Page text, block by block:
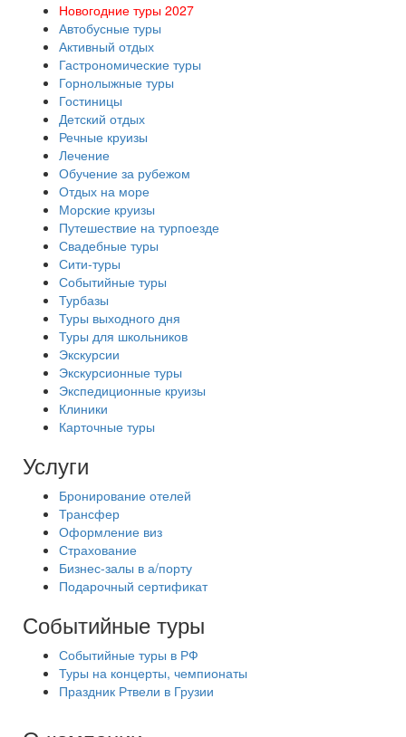
Новогодние туры 2027
Автобусные туры
Активный отдых
Гастрономические туры
Горнолыжные туры
Гостиницы
Детский отдых
Речные круизы
Лечение
Обучение за рубежом
Отдых на море
Морские круизы
Путешествие на турпоезде
Свадебные туры
Сити-туры
Событийные туры
Турбазы
Туры выходного дня
Туры для школьников
Экскурсии
Экскурсионные туры
Экспедиционные круизы
Клиники
Карточные туры
Услуги
Бронирование отелей
Трансфер
Оформление виз
Страхование
Бизнес-залы в а/порту
Подарочный сертификат
Событийные туры
Событийные туры в РФ
Туры на концерты, чемпионаты
Праздник Ртвели в Грузии